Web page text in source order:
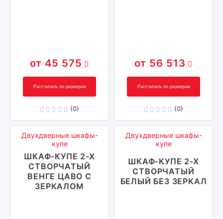
45 575
Рассчитать по размерам
(0)
56 513
Рассчитать по размерам
(0)
Двухдверные шкафы-
купе
ШКАФ-КУПЕ 2-Х
СТВОРЧАТЫЙ
ВЕНГЕ ЦАВО С
ЗЕРКАЛОМ
Двухдверные шкафы-
купе
ШКАФ-КУПЕ 2-Х
СТВОРЧАТЫЙ
БЕЛЫЙ БЕЗ ЗЕРКАЛ